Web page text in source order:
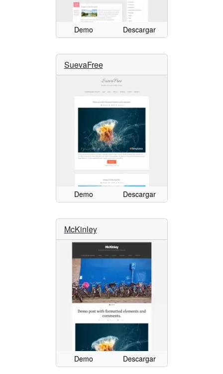
Demo Descargar
SuevaFree
Demo Descargar
McKinley
Demo Descargar